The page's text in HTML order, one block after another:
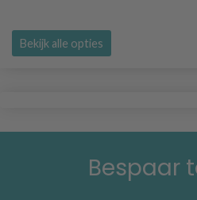
Bekijk alle opties
Bespaar